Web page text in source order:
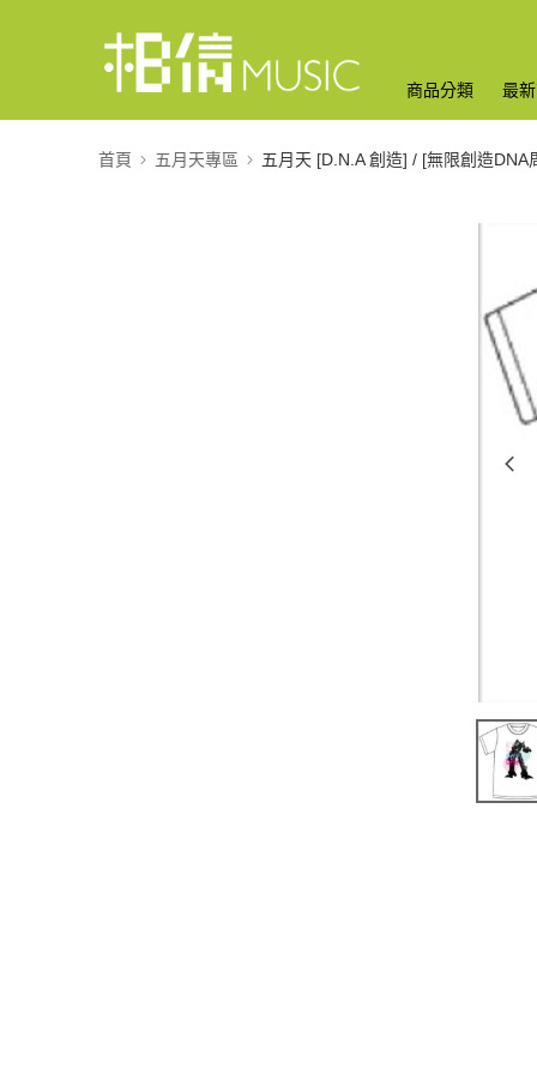
商品分類 最
首頁 五月天專區 五月天 [D.N.A 創造] / [無限創造DNA